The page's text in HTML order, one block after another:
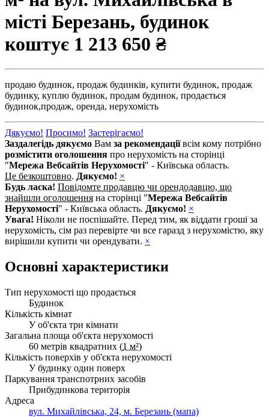
місті Березань, будинок
коштує 1 213 650 ₴
продаю будинок, продаж будинків, купити будинок, продаж
будинку, куплю будинок, продам будинок, продається
будинок,продаж, оренда, нерухомість
Дякуємо! Просимо! Застерігаємо!
Заздалегідь дякуємо Вам за рекомендаціївсім кому потрібно
розмістити оголошення про нерухомість на сторінці
"Мережа Вебсайтів Нерухомості" - Київська область.
Це безкоштовно. Дякуємо! ×
Будь ласка! Повідомте продавцю чи орендодавцю, що
знайшли оголошення на сторінці "Мережа Вебсайтів
Нерухомості" - Київська область. Дякуємо! ×
Увага! Ніколи не поспішайте. Перед тим, як віддати гроші за
нерухомість, сім раз перевірте чи все гаразд з нерухомістю, яку
вирішили купити чи орендувати. ×
Основні характеристики
Тип нерухомості що продається
Будинок
Кількість кімнат
У об'єкта три кімнати
Загальна площа об'єкта нерухомості
60 метрів квадратних (1 м²)
Кількість поверхів у об'єкта нерухомості
У будинку один поверх
Паркування транспотрних засобів
Прибудинкова територія
Адреса
вул. Михайлівська, 24, м. Березань (мапа)